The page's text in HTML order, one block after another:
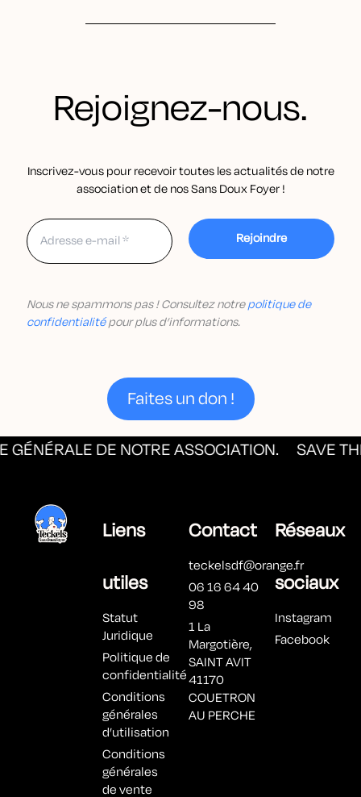
Rejoignez-nous.
Inscrivez-vous pour recevoir toutes les actualités de notre
association et de nos Sans Doux Foyer !
Nous ne spammons pas ! Consultez notrepolitique de
confidentialitépour plus d’informations.
Faites un don !
DE NOTRE ASSOCIATION. SAVE
Liens
utiles
Statut
Juridique
Politique de
confidentialité
Conditions
générales
d’utilisation
Conditions
générales
de vente
Contact
teckelsdf@orange.fr
06 16 64 40
98
1 La
Margotière,
SAINT AVIT
41170
COUETRON
AU PERCHE
Réseaux
sociaux
Instagram
Facebook